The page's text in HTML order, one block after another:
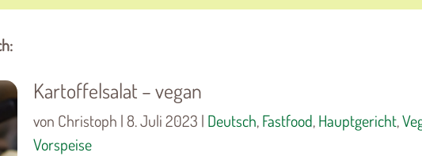
Kartoffelsalat – vegan
von Christoph | 8. Juli 2023 | Deutsch,Fastfood,Hauptgericht,
Vorspeise